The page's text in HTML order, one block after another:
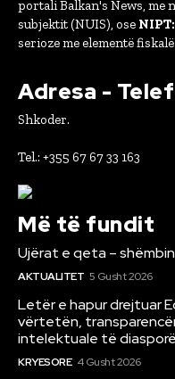
portali Balkan's News,
subjektit (NUIS), ose
serioze me elementë
Adresa -
Shkoder.
Tel.: +355 67 67 33 163
Më të fundit
Ujërat e qeta –
AKTUALITET 5 Gusht 2026
Letër e hapur drejtuar
vërtetën,
intelektuale të
KRYESORE 4 Gusht 2026